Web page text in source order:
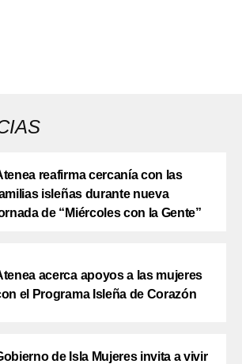
reafirma cercanía con las
isleñas durante nueva
de “Miércoles con la Gente”
acerca apoyos a las mujeres
el Programa Isleña de Corazón
de Isla Mujeres invita a vivir